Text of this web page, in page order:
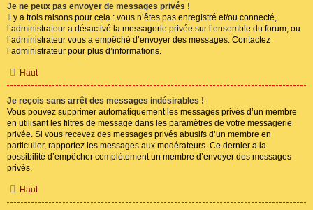
Je ne peux pas envoyer de messages privés !
Il y a trois raisons pour cela : vous n’êtes pas enregistré et/ou connecté,
l’administrateur a désactivé la messagerie privée sur l’ensemble du forum, ou
l’administrateur vous a empêché d’envoyer des messages. Contactez
l’administrateur pour plus d’informations.
Haut
Je reçois sans arrêt des messages indésirables !
Vous pouvez supprimer automatiquement les messages privés d’un membre
en utilisant les filtres de message dans les paramètres de votre messagerie
privée. Si vous recevez des messages privés abusifs d’un membre en
particulier, rapportez les messages aux modérateurs. Ce dernier a la
possibilité d’empêcher complètement un membre d’envoyer des messages
privés.
Haut